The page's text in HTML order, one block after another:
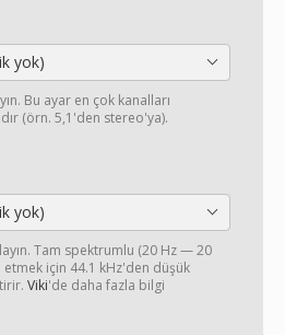
yok)
Bu ayar en çok kanalları
(örn. 5,1'den stereo'ya).
yok)
Tam spektrumlu (20 Hz — 20
etmek için 44.1 kHz'den düşük
Viki'de daha fazla bilgi